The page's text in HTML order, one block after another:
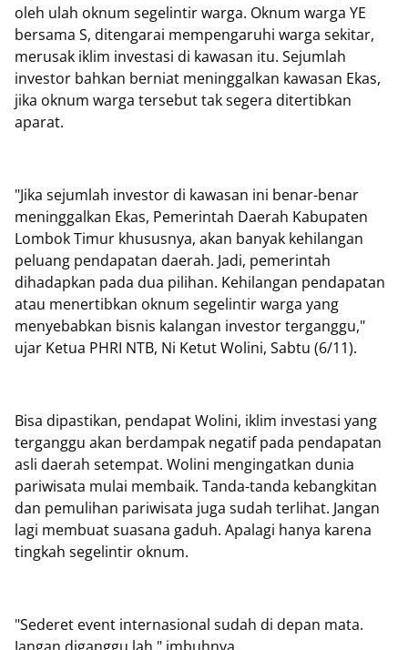
oleh ulah oknum segelintir warga. Oknum warga YE
bersama S, ditengarai mempengaruhi warga sekitar,
merusak iklim investasi di kawasan itu. Sejumlah
investor bahkan berniat meninggalkan kawasan Ekas,
jika oknum warga tersebut tak segera ditertibkan
aparat.
"Jika sejumlah investor di kawasan ini benar-benar
meninggalkan Ekas, Pemerintah Daerah Kabupaten
Lombok Timur khususnya, akan banyak kehilangan
peluang pendapatan daerah. Jadi, pemerintah
dihadapkan pada dua pilihan. Kehilangan pendapatan
atau menertibkan oknum segelintir warga yang
menyebabkan bisnis kalangan investor terganggu,"
ujar Ketua PHRI NTB, Ni Ketut Wolini, Sabtu (6/11).
Bisa dipastikan, pendapat Wolini, iklim investasi yang
terganggu akan berdampak negatif pada pendapatan
asli daerah setempat. Wolini mengingatkan dunia
pariwisata mulai membaik. Tanda-tanda kebangkitan
dan pemulihan pariwisata juga sudah terlihat. Jangan
lagi membuat suasana gaduh. Apalagi hanya karena
tingkah segelintir oknum.
"Sederet event internasional sudah di depan mata.